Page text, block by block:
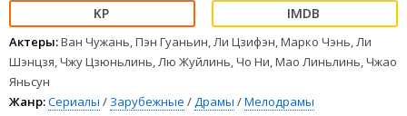
Актеры:Ван Чужань, Пэн Гуаньин, Ли Цзифэн, Марко Чэнь, Ли
Шэнцзя, Чжу Цзюньлинь, Лю Жуйлинь, Чо Ни, Мао Линьлинь, Чжао
Яньсун
Жанр:Сериалы / Зарубежные /Драмы /Мелодрамы